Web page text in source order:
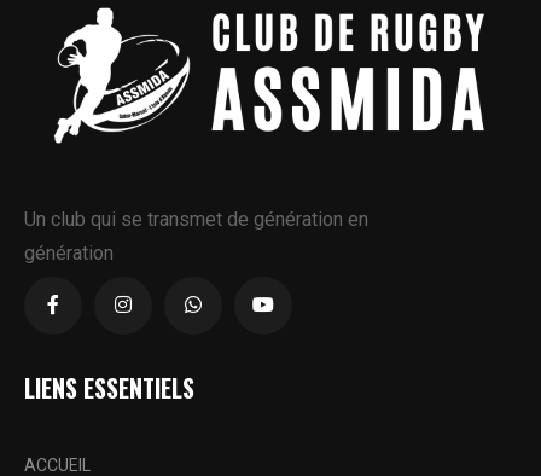
Un club qui se transmet de génération en
génération
LIENS ESSENTIELS
ACCUEIL